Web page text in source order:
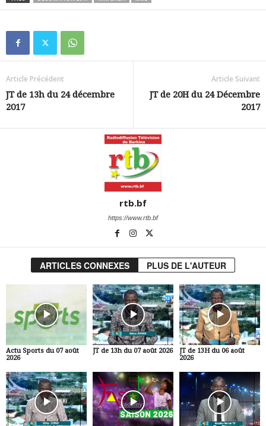
Article Précédent
JT de 13h du 24 décembre
2017
Article Suivant
JT de 20H du 24 Décembre
2017
rtb.bf
https://www.rtb.bf
ARTICLES CONNEXES PLUS DE L'AUTEUR
Actu Sports du 07 août
2026
JT de 13h du 07 août 2026
JT de 13H du 06 août
2026